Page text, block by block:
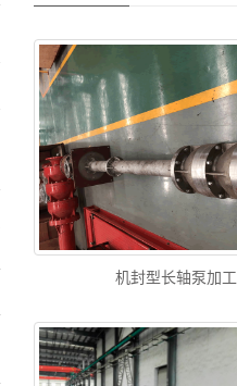
机封型长轴泵加工